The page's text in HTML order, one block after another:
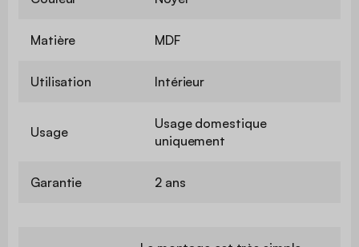
Matière MDF
Utilisation Intérieur
Usage
Usage domestique
uniquement
Garantie 2 ans